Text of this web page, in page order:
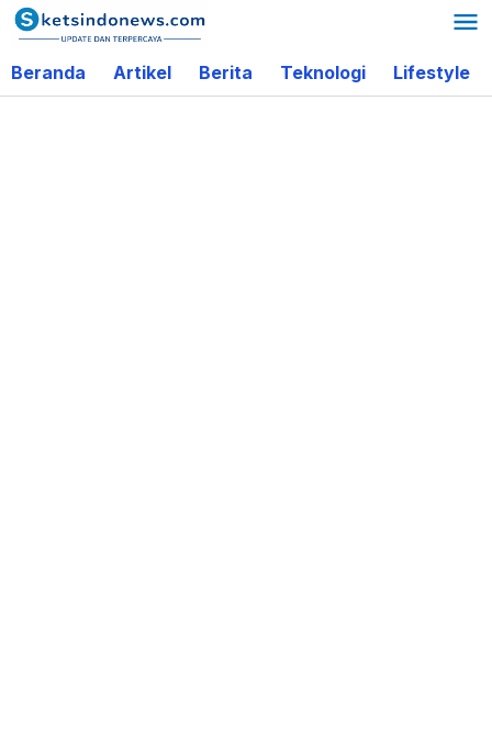
Lewati
ke
konten
Beranda Artikel Berita Teknologi Lifestyle